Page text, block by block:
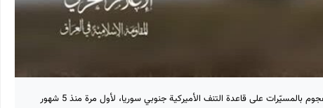
بالمسيّرات على قاعدة التنف الأميركية جنوبي سوريا، لأول مرة منذ 5 شهور